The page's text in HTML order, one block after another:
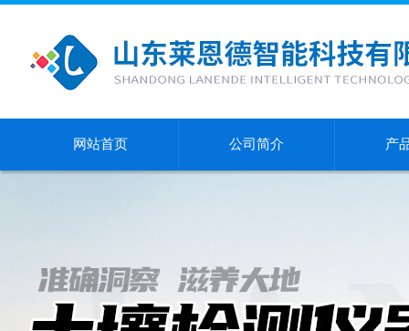
网站首页 公司简介 产